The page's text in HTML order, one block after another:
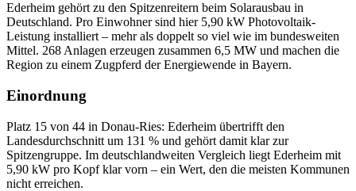
Ederheim gehört zu den Spitzenreitern beim Solarausbau in
Deutschland. Pro Einwohner sind hier 5,90 kW Photovoltaik-
Leistung installiert – mehr als doppelt so viel wie im bundesweiten
Mittel. 268 Anlagen erzeugen zusammen 6,5 MW und machen die
Region zu einem Zugpferd der Energiewende in Bayern.
Einordnung
Platz 15 von 44 in Donau-Ries: Ederheim übertrifft den
Landesdurchschnitt um 131 % und gehört damit klar zur
Spitzengruppe. Im deutschlandweiten Vergleich liegt Ederheim mit
5,90 kW pro Kopf klar vorn – ein Wert, den die meisten Kommunen
nicht erreichen.